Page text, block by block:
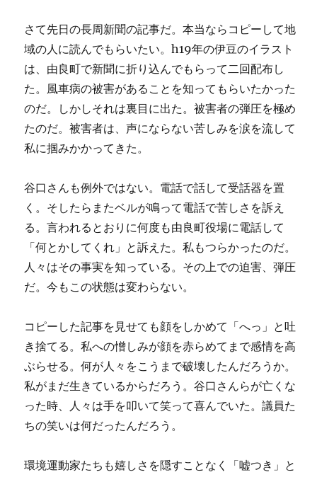
さて先日の長周新聞の記事だ。本当ならコピーして地
域の人に読んでもらいたい。h19年の伊豆のイラスト
は、由良町で新聞に折り込んでもらって二回配布し
た。風車病の被害があることを知ってもらいたかった
のだ。しかしそれは裏目に出た。被害者の弾圧を極め
たのだ。被害者は、声にならない苦しみを涙を流して
私に掴みかかってきた。
谷口さんも例外ではない。電話で話して受話器を置
く。そしたらまたベルが鳴って電話で苦しさを訴え
る。言われるとおりに何度も由良町役場に電話して
「何とかしてくれ」と訴えた。私もつらかったのだ。
人々はその事実を知っている。その上での迫害、弾圧
だ。今もこの状態は変わらない。
コピーした記事を見せても顔をしかめて「へっ」と吐
き捨てる。私への憎しみが顔を赤らめてまで感情を高
ぶらせる。何が人々をこうまで破壊したんだろうか。
私がまだ生きているからだろう。谷口さんらが亡くな
った時、人々は手を叩いて笑って喜んでいた。議員た
ちの笑いは何だったんだろう。
環境運動家たちも嬉しさを隠すことなく「嘘つき」と